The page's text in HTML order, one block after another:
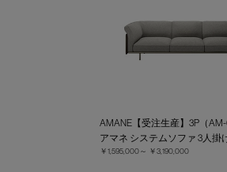
AMANE【受注生産】3P（AM-
アマネ システムソファ 3人掛
￥1,595,000～ ￥3,190,000